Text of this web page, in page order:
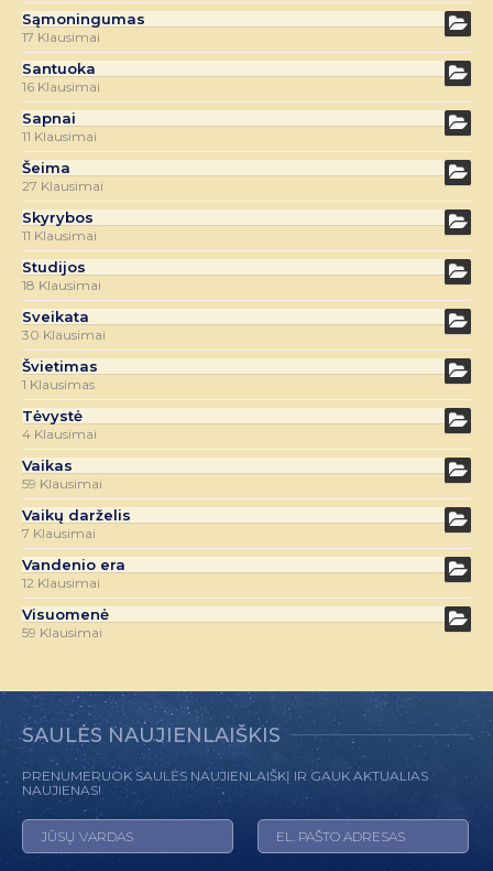
Sąmoningumas
17 Klausimai
Santuoka
16 Klausimai
Sapnai
11 Klausimai
Šeima
27 Klausimai
Skyrybos
11 Klausimai
Studijos
18 Klausimai
Sveikata
30 Klausimai
Švietimas
1 Klausimas
Tėvystė
4 Klausimai
Vaikas
59 Klausimai
Vaikų darželis
7 Klausimai
Vandenio era
12 Klausimai
Visuomenė
59 Klausimai
SAULĖS NAUJIENLAIŠKIS
PRENUMERUOK SAULĖS NAUJIENLAIŠKĮ IR GAUK AKTUALIAS
NAUJIENAS!